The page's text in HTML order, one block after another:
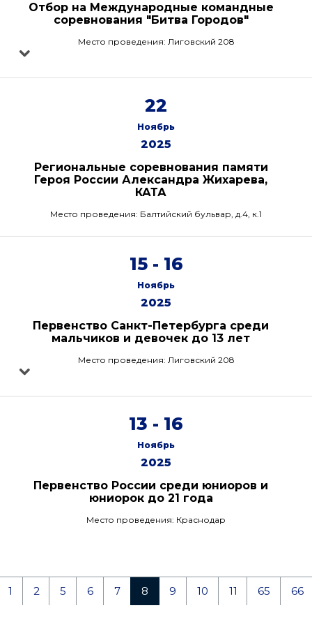
Отбор на Международные командные
соревнования "Битва Городов"
Место проведения: Лиговский 208
22
Ноябрь
2025
Региональные соревнования памяти
Героя России Александра Жихарева,
КАТА
Место проведения: Балтийский бульвар, д.4, к.1
15 - 16
Ноябрь
2025
Первенство Санкт-Петербурга среди
мальчиков и девочек до 13 лет
Место проведения: Лиговский 208
13 - 16
Ноябрь
2025
Первенство России среди юниоров и
юниорок до 21 года
Место проведения: Краснодар
1 2 5 6 7 8 9 10 11 65 66